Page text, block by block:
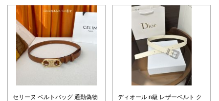
セリーヌ ベルトバッグ 通勤偽物
ディオール n級 レザーベルト ク